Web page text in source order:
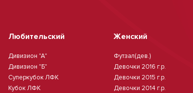
Любительский
Дивизион "А"
Дивизион "Б"
Суперкубок ЛФК
Кубок ЛФК
Женский
Футзал(дев.)
Девочки 2016 г.р.
Девочки 2015 г.р.
Девочки 2014 г.р.